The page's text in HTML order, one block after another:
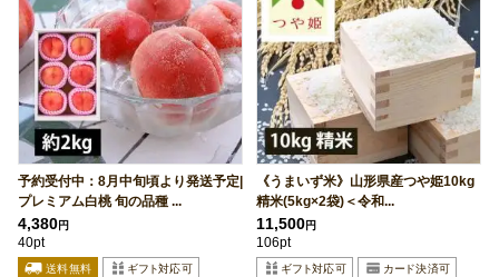
予約受付中：8月中旬頃より発送予定|
プレミアム白桃 旬の品種 ...
4,380円
40pt
《うまいず米》山形県産つや姫10kg
精米(5kg×2袋)＜令和...
11,500円
106pt